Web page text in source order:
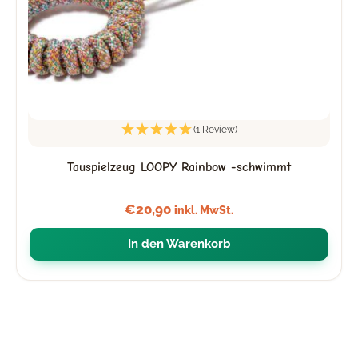
(1 Review)
Tauspielzeug LOOPY Rainbow -schwimmt
€20,90 inkl. MwSt.
In den Warenkorb